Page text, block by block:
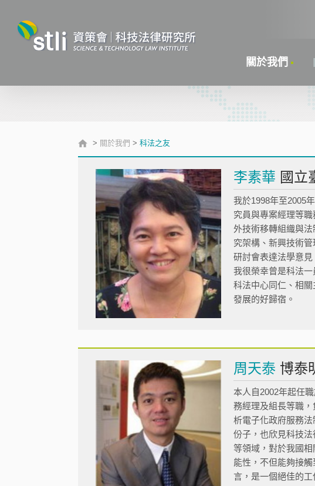
關於我們
> 關於我們 > 科法之友
李素華 國立
我於1998年至2005
究員與專案經理等
外技術移轉組織與
究架構、新興技術
研討會表達法學意
我很榮幸曾是科法
科法中心同仁、相
發展的好歸宿。
周天泰 博泰
本人自2002年起任
務經理及組長等職
析電子化政府服務
份子，也欣見科技
等領域，對於我國
能性，不但能夠接
言，是一個絕佳的